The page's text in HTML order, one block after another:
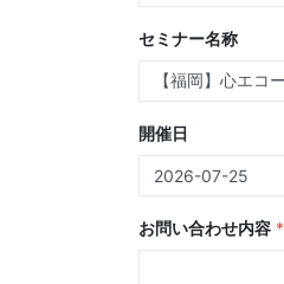
セミナー名称
開催日
お問い合わせ内容 *